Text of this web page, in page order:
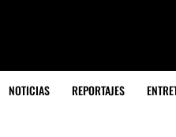
NOTICIAS REPORTAJES